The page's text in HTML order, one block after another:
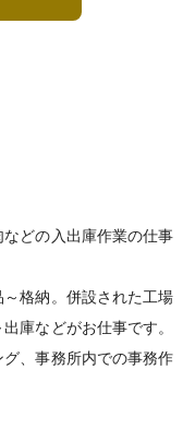
どの入出庫作業の仕事
格納。併設された工場
庫などがお仕事です。
、事務所内での事務作